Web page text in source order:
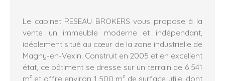
Le cabinet RESEAU BROKERS vous propose à la
vente un immeuble moderne et indépendant,
idéalement situé au cœur de la zone industrielle de
Magny-en-Vexin. Construit en 2005 et en excellent
état, ce bâtiment se dresse sur un terrain de 6 541
m² et offre environ 1 500 m² de surface utile, dont